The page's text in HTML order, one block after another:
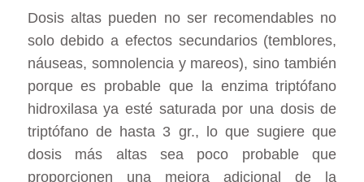
Dosis altas pueden no ser recomendables no
solo debido a efectos secundarios (temblores,
náuseas, somnolencia y mareos), sino también
porque es probable que la enzima triptófano
hidroxilasa ya esté saturada por una dosis de
triptófano de hasta 3 gr., lo que sugiere que
dosis más altas sea poco probable que
proporcionen una mejora adicional de la